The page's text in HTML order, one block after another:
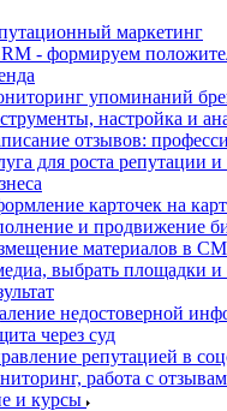
маркетинг
- формируем
упоминаний
настройка и
отзывов:
для роста репутации
карточек на
и продвижение
материалов в
выбрать площадки и
недостоверной
через суд
репутацией в
работа с
и курсы